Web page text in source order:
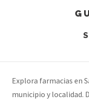
Explora farmacias en
municipio y localidad.